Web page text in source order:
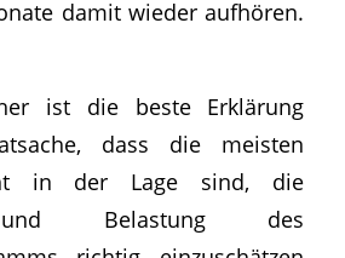
damit wieder aufhören.
ist die beste Erklärung
dass die meisten
in der Lage sind, die
Belastung des